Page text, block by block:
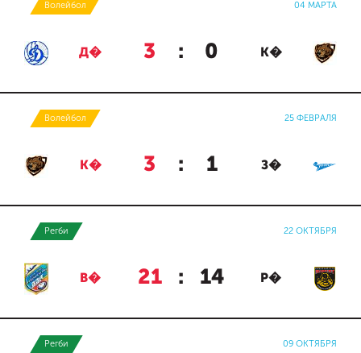
Волейбол 04 МАРТА
Д� 3 : 0 К�
Волейбол 25 ФЕВРАЛЯ
К� 3 : 1 З�
Регби 22 ОКТЯБРЯ
В� 21 : 14 Р�
Регби 09 ОКТЯБРЯ